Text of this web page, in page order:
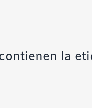
la